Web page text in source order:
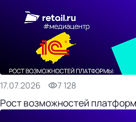
17.07.2026 7 128
Рост возможностей